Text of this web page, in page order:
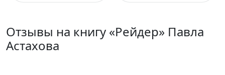
Отзывы на книгу «Рейдер» Павла
Астахова